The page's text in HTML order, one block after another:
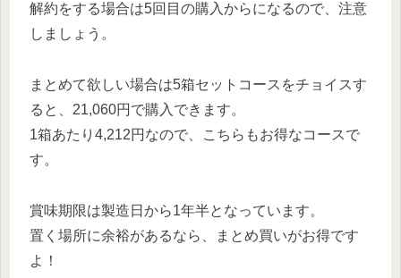
解約をする場合は5回目の購入からになるので、注意
しましょう。
まとめて欲しい場合は5箱セットコースをチョイスす
ると、21,060円で購入できます。
1箱あたり4,212円なので、こちらもお得なコースで
す。
賞味期限は製造日から1年半となっています。
置く場所に余裕があるなら、まとめ買いがお得です
よ！